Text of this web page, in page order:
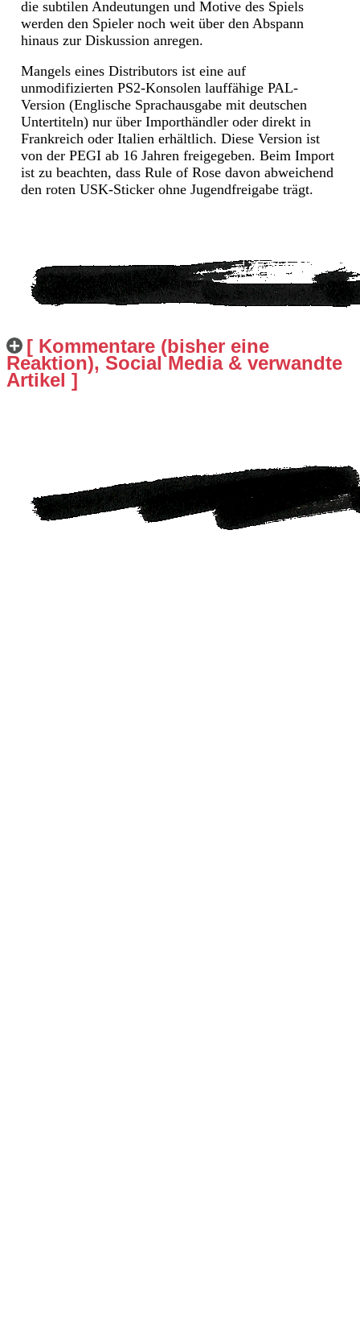
die subtilen Andeutungen und Motive des Spiels
werden den Spieler noch weit über den Abspann
hinaus zur Diskussion anregen.
Mangels eines Distributors ist eine auf
unmodifizierten PS2-Konsolen lauffähige PAL-
Version (Englische Sprachausgabe mit deutschen
Untertiteln) nur über Importhändler oder direkt in
Frankreich oder Italien erhältlich. Diese Version ist
von der PEGI ab 16 Jahren freigegeben. Beim Import
ist zu beachten, dass Rule of Rose davon abweichend
den roten USK-Sticker ohne Jugendfreigabe trägt.
[ Kommentare (bisher eine
Reaktion), Social Media & verwandte
Artikel ]